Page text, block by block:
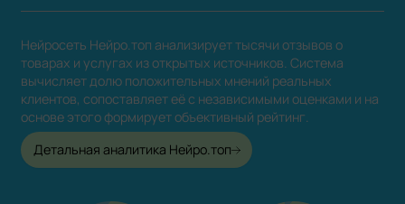
Нейросеть Нейро.топ анализирует тысячи отзывов о
товарах и услугах из открытых источников. Система
вычисляет долю положительных мнений реальных
клиентов, сопоставляет её с независимыми оценками и на
основе этого формирует объективный рейтинг.
Детальная аналитика Нейро.топ